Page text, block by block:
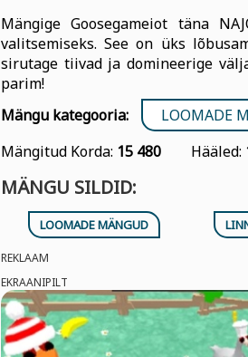
Mängige Goosegameiot täna
valitsemiseks. See on üks
sirutage tiivad ja domineerige
parim!
Mängu kategooria:
LOOMADE
Mängitud Korda: 15 480 Hääled:
MÄNGU SILDID:
LOOMADE MÄNGUD
REKLAAM
EKRAANIPILT